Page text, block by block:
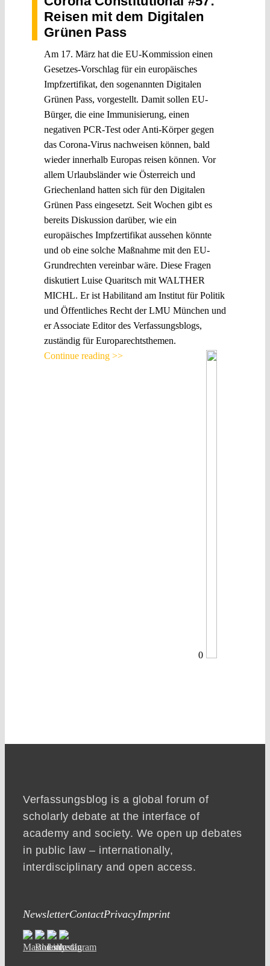
Reisen mit dem Digitalen
Grünen Pass
Am 17. März hat die EU-Kommission einen
Gesetzes-Vorschlag für ein europäisches
Impfzertifikat, den sogenannten Digitalen
Grünen Pass, vorgestellt. Damit sollen EU-
Bürger, die eine Immunisierung, einen
negativen PCR-Test oder Anti-Körper gegen
das Corona-Virus nachweisen können, bald
wieder innerhalb Europas reisen können. Vor
allem Urlaubsländer wie Österreich und
Griechenland hatten sich für den Digitalen
Grünen Pass eingesetzt. Seit Wochen gibt es
bereits Diskussion darüber, wie ein
europäisches Impfzertifikat aussehen könnte
und ob eine solche Maßnahme mit den EU-
Grundrechten vereinbar wäre. Diese Fragen
diskutiert Luise Quaritsch mit WALTHER
MICHL. Er ist Habilitand am Institut für Politik
und Öffentliches Recht der LMU München und
er Associate Editor des Verfassungsblogs,
zuständig für Europarechtsthemen.
Continue reading >>
0
Verfassungsblog is a global forum of
scholarly debate at the interface of
academy and society. We open up debates
in public law – internationally,
interdisciplinary and open access.
NewsletterContactPrivacyImprint